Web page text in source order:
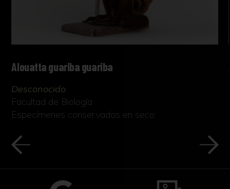
Alouatta guariba guariba
Desconocido
Facultad de Biología
Especímenes conservados en seco